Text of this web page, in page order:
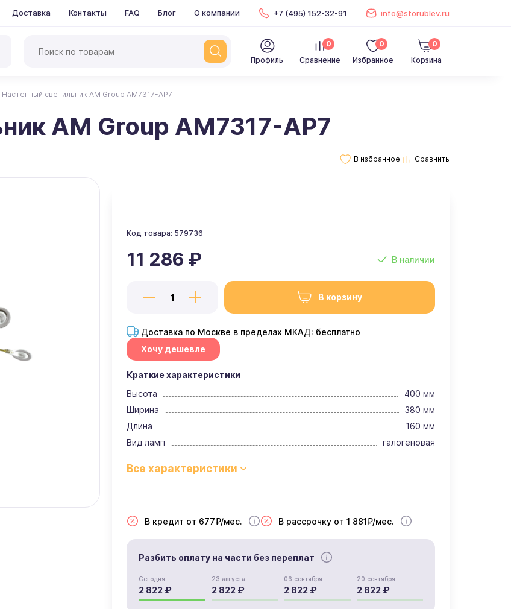
Доставка Контакты FAQ Блог О компании +7 (495) 152-32-91 info@storublev.ru
Профиль Сравнение
0
Избранное
0
Корзина
0
Настенный светильник AM Group AM7317-AP7
AM Group AM7317-AP7
Код товара: 579736
В наличии
11 286 ₽
В корзину
Доставка по Москве в пределах МКАД: бесплатно
Хочу дешевле
Краткие характеристики
Высота
400 мм
Ширина
380 мм
Длина
160 мм
Вид ламп
галогеновая
В кредит от 677₽/мес. В рассрочку от 1 881₽/мес.
Разбить оплату на части без переплат
Сегодня
2 822 ₽
23 августа
2 822 ₽
06 сентября
2 822 ₽
20 сентября
2 822 ₽